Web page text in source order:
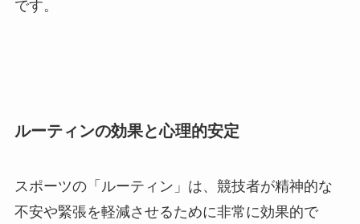
です。
ルーティンの効果と心理的安定
スポーツの「ルーティン」は、競技者が精神的な
不安や緊張を軽減させるために非常に効果的で